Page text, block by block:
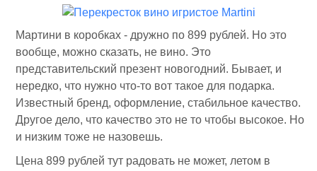
Мартини в коробках - дружно по 899 рублей. Но это
вообще, можно сказать, не вино. Это
представительский презент новогодний. Бывает, и
нередко, что нужно что-то вот такое для подарка.
Известный бренд, оформление, стабильное качество.
Другое дело, что качество это не то чтобы высокое. Но
и низким тоже не назовешь.
Цена 899 рублей тут радовать не может, летом в